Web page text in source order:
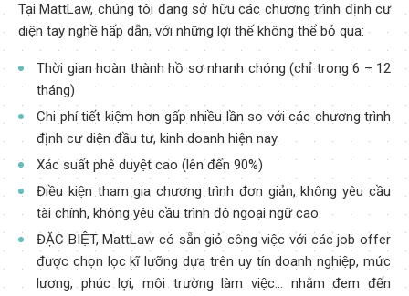
Tại MattLaw, chúng tôi đang sở hữu các chương trình định cư
diện tay nghề hấp dẫn, với những lợi thế không thể bỏ qua:
Thời gian hoàn thành hồ sơ nhanh chóng (chỉ trong 6 – 12
tháng)
Chi phí tiết kiệm hơn gấp nhiều lần so với các chương trình
định cư diện đầu tư, kinh doanh hiện nay
Xác suất phê duyệt cao (lên đến 90%)
Điều kiện tham gia chương trình đơn giản, không yêu cầu
tài chính, không yêu cầu trình độ ngoại ngữ cao.
ĐẶC BIỆT, MattLaw có sẵn giỏ công việc với các job offer
được chọn lọc kĩ lưỡng dựa trên uy tín doanh nghiệp, mức
lương, phúc lợi, môi trường làm việc… nhằm đem đến